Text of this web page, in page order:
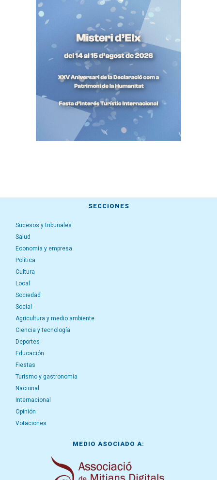
SECCIONES
Sucesos y tribunales
Salud
Economía y empresa
Política
Cultura
Local
Sociedad
Social
Agricultura y medio ambiente
Ciencia y tecnología
Deportes
Educación
Fiestas
Turismo y gastronomía
Nacional
Internacional
Opinión
Votaciones
MEDIO ASOCIADO A: